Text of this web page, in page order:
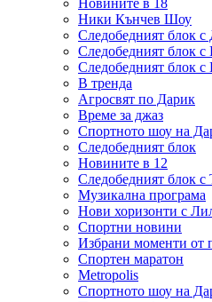
Новините в 18
Ники Кънчев Шоу
Следобедният блок
Следобедният блок с
Следобедният блок с
В тренда
Агросвят по Дарик
Време за джаз
Спортното шоу на
Следобедният блок
Новините в 12
Следобедният блок с
Музикална програма
Нови хоризонти с
Спортни новини
Избрани моменти от
Спортен маратон
Metropolis
Спортното шоу на